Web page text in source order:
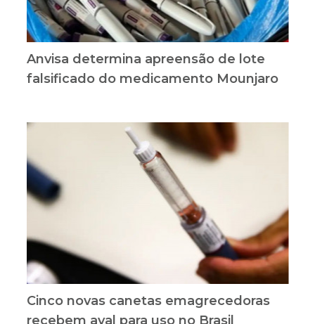
Anvisa determina apreensão de lote
falsificado do medicamento Mounjaro
Cinco novas canetas emagrecedoras
recebem aval para uso no Brasil